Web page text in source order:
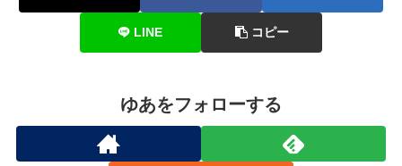
LINE コピー
ゆあをフォローする